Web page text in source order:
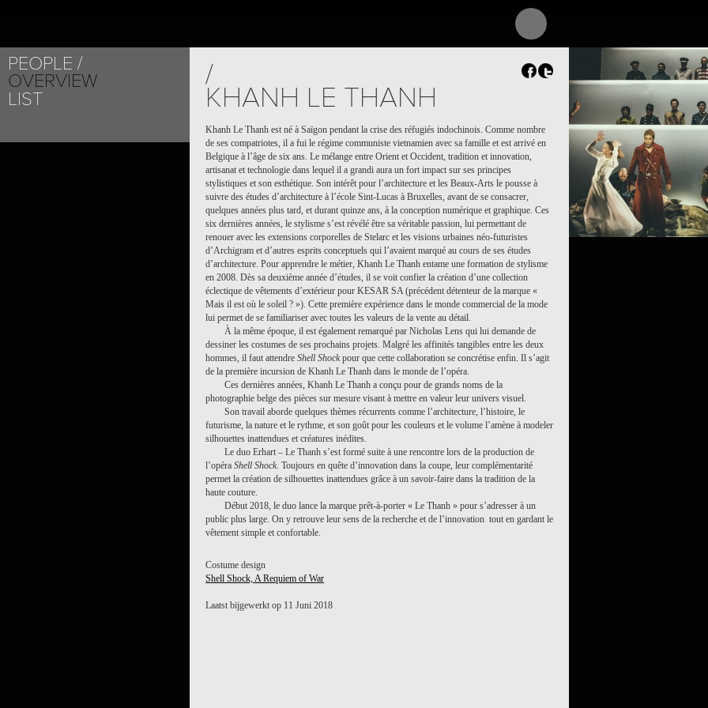
PEOPLE
OVERVIEW
LIST
/
KHANH LE THANH
Khanh Le Thanh est né à Saïgon pendant la crise des réfugiés indochinois. Comme nombre
de ses compatriotes, il a fui le régime communiste vietnamien avec sa famille et est arrivé en
Belgique à l’âge de six ans. Le mélange entre Orient et Occident, tradition et innovation,
artisanat et technologie dans lequel il a grandi aura un fort impact sur ses principes
stylistiques et son esthétique. Son intérêt pour l’architecture et les Beaux-Arts le pousse à
suivre des études d’architecture à l’école Sint-Lucas à Bruxelles, avant de se consacrer,
quelques années plus tard, et durant quinze ans, à la conception numérique et graphique. Ces
six dernières années, le stylisme s’est révélé être sa véritable passion, lui permettant de
renouer avec les extensions corporelles de Stelarc et les visions urbaines néo-futuristes
d’Archigram et d’autres esprits conceptuels qui l’avaient marqué au cours de ses études
d’architecture. Pour apprendre le métier, Khanh Le Thanh entame une formation de stylisme
en 2008. Dès sa deuxième année d’études, il se voit confier la création d’une collection
éclectique de vêtements d’extérieur pour KESAR SA (précédent détenteur de la marque «
Mais il est où le soleil ? »). Cette première expérience dans le monde commercial de la mode
lui permet de se familiariser avec toutes les valeurs de la vente au détail.
À la même époque, il est également remarqué par Nicholas Lens qui lui demande de
dessiner les costumes de ses prochains projets. Malgré les affinités tangibles entre les deux
hommes, il faut attendre Shell Shockpour que cette collaboration se concrétise enfin. Il s’agit
de la première incursion de Khanh Le Thanh dans le monde de l’opéra.
Ces dernières années, Khanh Le Thanh a conçu pour de grands noms de la
photographie belge des pièces sur mesure visant à mettre en valeur leur univers visuel.
Son travail aborde quelques thèmes récurrents comme l’architecture, l’histoire, le
futurisme, la nature et le rythme, et son goût pour les couleurs et le volume l’amène à modeler
silhouettes inattendues et créatures inédites.
Le duo Erhart – Le Thanh s’est formé suite à une rencontre lors de la production de
l’opéra Shell Shock. Toujours en quête d’innovation dans la coupe, leur complémentarité
permet la création de silhouettes inattendues grâce à un savoir-faire dans la tradition de la
haute couture.
Début 2018, le duo lance la marque prêt-à-porter « Le Thanh » pour s’adresser à un
public plus large. On y retrouve leur sens de la recherche et de l’innovation tout en gardant le
vêtement simple et confortable.
Costume design
Shell Shock, A Requiem of War
Laatst bijgewerkt op 11 Juni 2018